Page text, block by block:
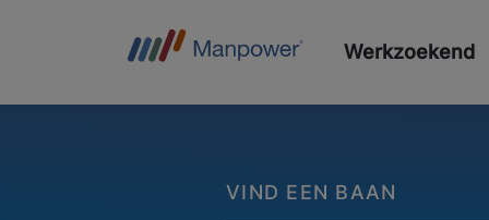
Werkzoekend
VIND EEN BAAN